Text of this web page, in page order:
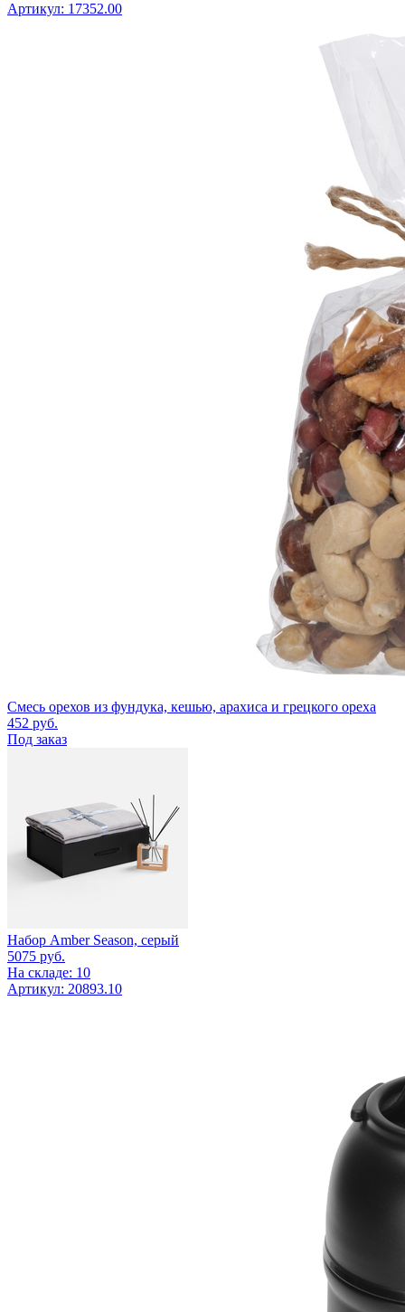
Артикул: 17352.00
Смесь орехов из фундука, кешью, арахиса и грецкого ореха
452 руб.
Под заказ
Набор Amber Season, серый
5075 руб.
На складе: 10
Артикул: 20893.10